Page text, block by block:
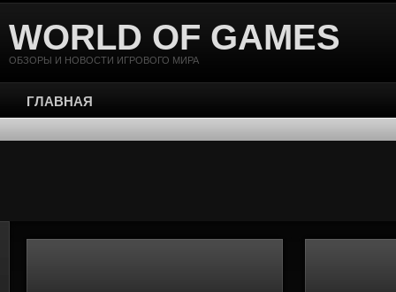
WORLD OF GAMES
ОБЗОРЫ И НОВОСТИ ИГРОВОГО МИРА
ГЛАВНАЯ